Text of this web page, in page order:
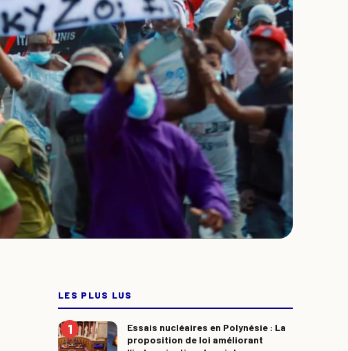
LES PLUS LUS
Essais nucléaires en Polynésie : La
proposition de loi améliorant